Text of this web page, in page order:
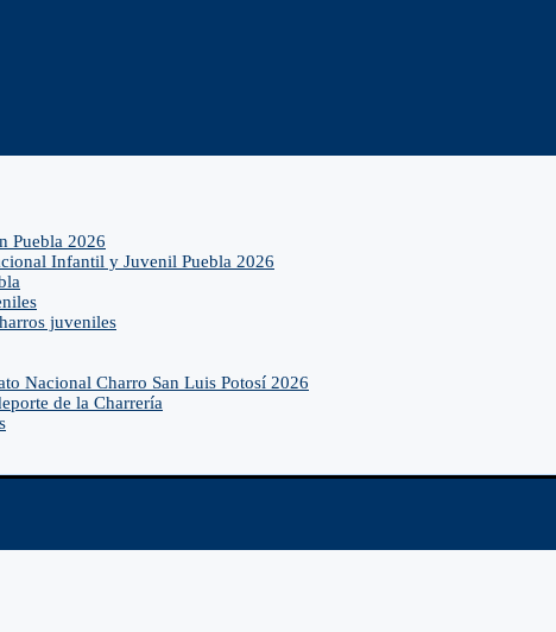
Puebla 2026
Infantil y Juvenil Puebla 2026
juveniles
Nacional Charro San Luis Potosí 2026
de la Charrería